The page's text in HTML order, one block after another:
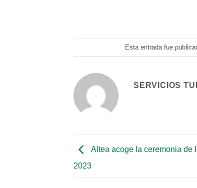
Esta entrada fue
SERVICIOS
Altea acoge la ceremonia de
2023